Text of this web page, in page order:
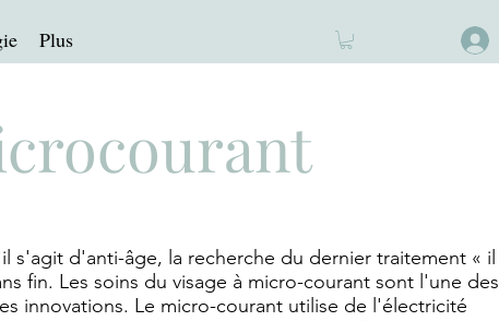
Plus
s'agit d'anti-âge, la recherche du dernier traitement « il
fin. Les soins du visage à micro-courant sont l'une des
innovations. Le micro-courant utilise de l'électricité